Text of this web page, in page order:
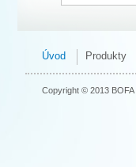
Úvod Produkty
Copyright © 2013